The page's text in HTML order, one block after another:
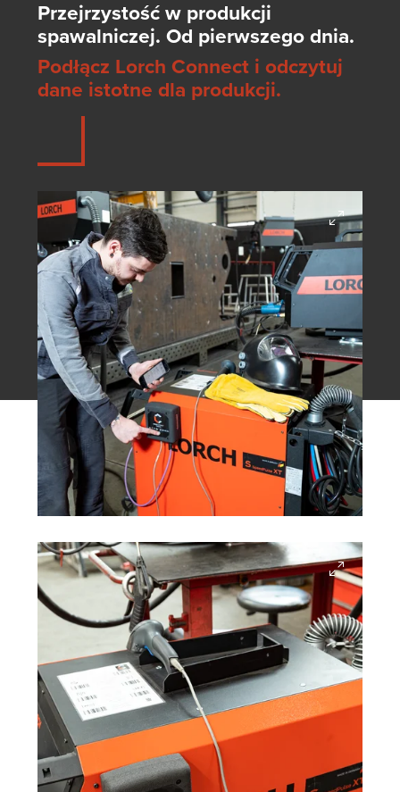
Przejrzystość w produkcji
spawalniczej. Od pierwszego dnia.
Podłącz Lorch Connect i odczytuj
dane istotne dla produkcji.